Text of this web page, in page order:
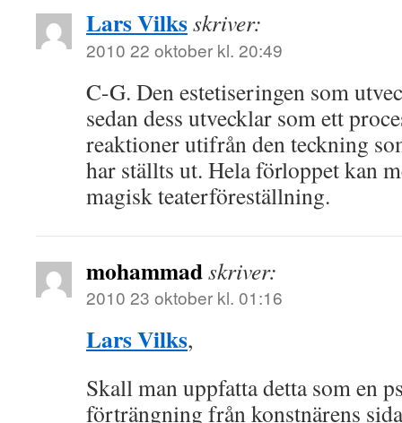
Lars Vilksskriver:
2010 22 oktober kl. 20:49
C-G. Den estetiseringen som
sedan dess utvecklar som ett
reaktioner utifrån den teckning
har ställts ut. Hela förloppet kan
magisk teaterföreställning.
mohammadskriver:
2010 23 oktober kl. 01:16
Lars Vilks,
Skall man uppfatta detta som en
förträngning från konstnärens